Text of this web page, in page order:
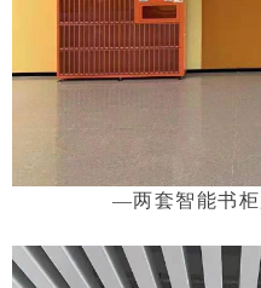
—两套智能书